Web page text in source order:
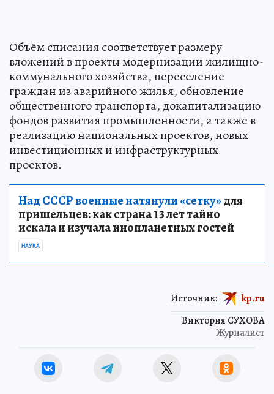
Объём списания соответствует размеру
вложений в проекты модернизации жилищно-
коммунального хозяйства, переселение
граждан из аварийного жилья, обновление
общественного транспорта, докапитализацию
фондов развития промышленности, а также в
реализацию национальных проектов, новых
инвестиционных и инфраструктурных
проектов.
Над СССР военные натянули «сетку»для
пришельцев: как страна 13 лет тайно
искала и изучала инопланетных гостей
НАУКА
Виктория СУХОВА
Журналист
Источник: kp.ru